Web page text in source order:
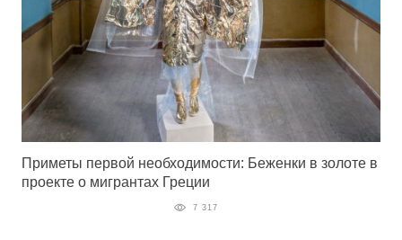
Приметы первой необходимости: Беженки в золоте в
проекте о мигрантах Греции
7 317